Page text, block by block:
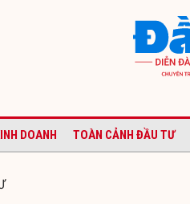
DOANH TOÀN CẢNH ĐẦU TƯ